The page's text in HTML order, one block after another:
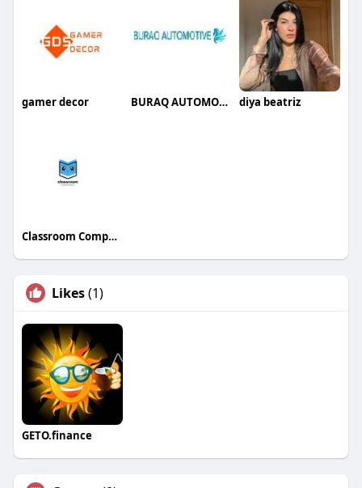
gamer decor BURAQ AUTOMOTIVE diya beatriz
Classroom Companions
Likes(1)
GETO.finance